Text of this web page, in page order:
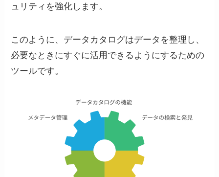
ュリティを強化します。
このように、データカタログはデータを整理し、
必要なときにすぐに活用できるようにするための
ツールです。